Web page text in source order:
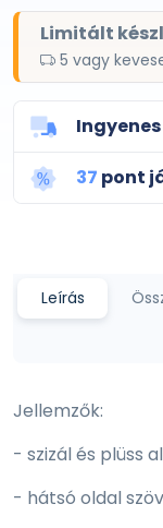
Limitált
5 vagy
37 pont
Leírás
Jellemzők:
- szizál és plüss
- hátsó oldal